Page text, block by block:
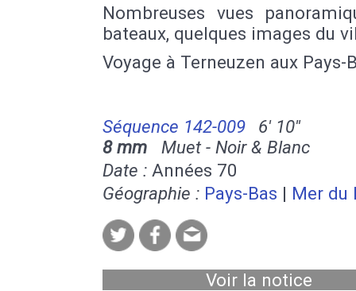
Nombreuses vues
bateaux, quelques images du
Voyage à Terneuzen aux Pays-
Séquence 142-009
6' 10''
8 mm Muet - Noir & Blanc
Date : Années 70
Géographie : Pays-Bas | Mer du
Voir la notice